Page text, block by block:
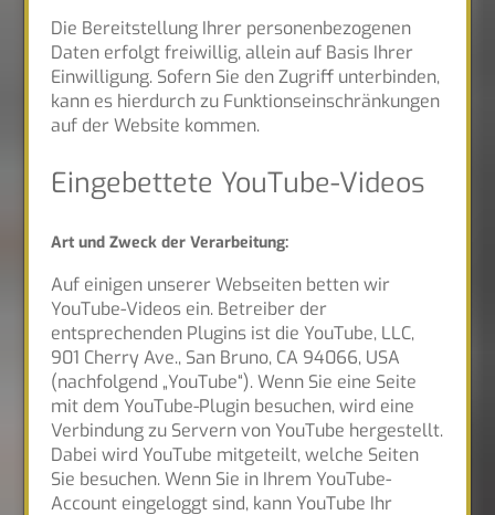
Die Bereitstellung Ihrer personenbezogenen
Daten erfolgt freiwillig, allein auf Basis Ihrer
Einwilligung. Sofern Sie den Zugriff unterbinden,
kann es hierdurch zu Funktionseinschränkungen
auf der Website kommen.
Eingebettete YouTube-Videos
Art und Zweck der Verarbeitung:
Auf einigen unserer Webseiten betten wir
YouTube-Videos ein. Betreiber der
entsprechenden Plugins ist die YouTube, LLC,
901 Cherry Ave., San Bruno, CA 94066, USA
(nachfolgend „YouTube“). Wenn Sie eine Seite
mit dem YouTube-Plugin besuchen, wird eine
Verbindung zu Servern von YouTube hergestellt.
Dabei wird YouTube mitgeteilt, welche Seiten
Sie besuchen. Wenn Sie in Ihrem YouTube-
Account eingeloggt sind, kann YouTube Ihr